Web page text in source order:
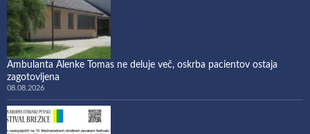
Ambulanta Alenke Tomas ne deluje več, oskrba pacientov ostaja
zagotovljena
08.08.2026